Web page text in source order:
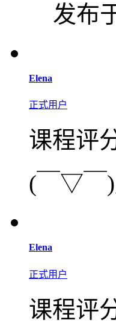
发布
Elena
正式用户
课程评
(￣▽￣
Elena
正式用户
课程评